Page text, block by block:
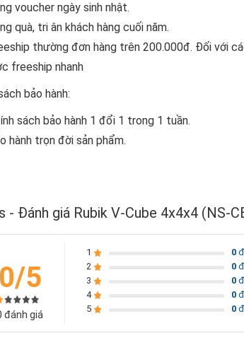
voucher ngày sinh nhật.
quà, tri ân khách hàng cuối năm.
thường đơn hàng trên 200.000đ. Đối với
freeship nhanh
bảo hành:
sách bảo hành 1 đổi 1 trong 1 tuần.
hành trọn đời sản phẩm.
- Đánh giá Rubik V-Cube 4x4x4 (NS-
0/5
đánh giá
1 0
2
0
3
0
4
0
5
0